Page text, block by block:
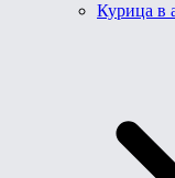
Курица в